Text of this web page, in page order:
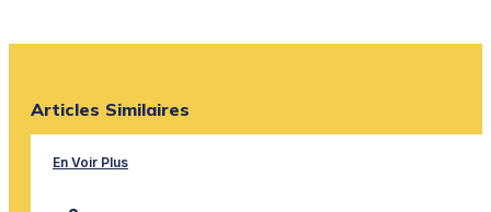
Articles Similaires
En Voir Plus